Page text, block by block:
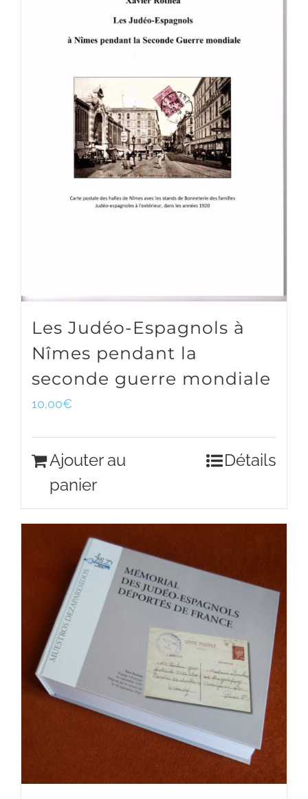
Les Judéo-Espagnols à
Nîmes pendant la
seconde guerre mondiale
10,00€
Ajouter au
panier
Détails